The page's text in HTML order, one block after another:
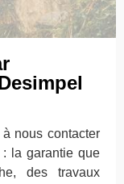
nous contacter
la garantie que
des travaux